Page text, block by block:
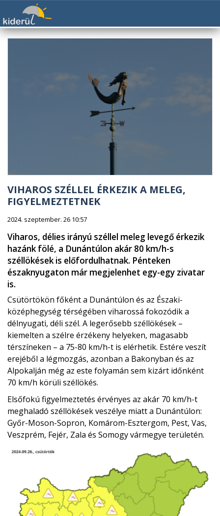
VIHAROS SZÉLLEL ÉRKEZIK A MELEG,
FIGYELMEZTETNEK
2024. szeptember. 26 10:57
Viharos, délies irányú széllel meleg levegő érkezik
hazánk fölé, a Dunántúlon akár 80 km/h-s
széllökések is előfordulhatnak. Pénteken
északnyugaton már megjelenhet egy-egy zivatar
is.
Csütörtökön főként a Dunántúlon és az Északi-
középhegység térségében viharossá fokozódik a
délnyugati, déli szél. A legerősebb széllökések –
kiemelten a szélre érzékeny helyeken, magasabb
térszíneken – a 75-80 km/h-t is elérhetik. Estére veszít
erejéből a légmozgás, azonban a Bakonyban és az
Alpokalján még az este folyamán sem kizárt időnként
70 km/h körüli széllökés.
Elsőfokú figyelmeztetés érvényes az akár 70 km/h-t
meghaladó széllökések veszélye miatt a Dunántúlon:
Győr-Moson-Sopron, Komárom-Esztergom, Pest, Vas,
Veszprém, Fejér, Zala és Somogy vármegye területén.